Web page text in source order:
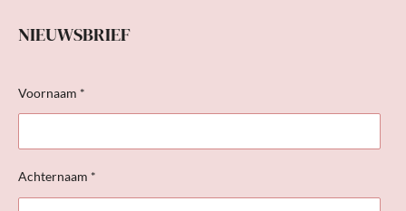
NIEUWSBRIEF
Voornaam *
Achternaam *